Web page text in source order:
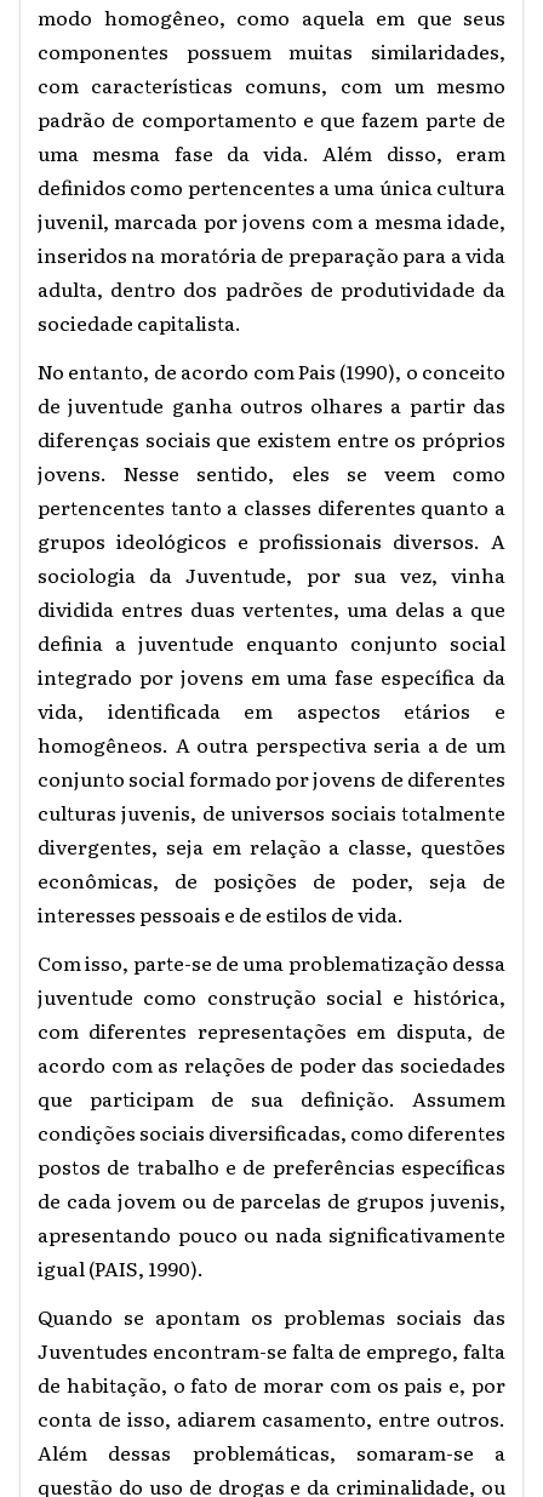
modo homogêneo, como aquela em que seus
componentes possuem muitas similaridades,
com características comuns, com um mesmo
padrão de comportamento e que fazem parte de
uma mesma fase da vida. Além disso, eram
definidos como pertencentes a uma única cultura
juvenil, marcada por jovens com a mesma idade,
inseridos na moratória de preparação para a vida
adulta, dentro dos padrões de produtividade da
sociedade capitalista.
No entanto, de acordo com Pais (1990), o conceito
de juventude ganha outros olhares a partir das
diferenças sociais que existem entre os próprios
jovens. Nesse sentido, eles se veem como
pertencentes tanto a classes diferentes quanto a
grupos ideológicos e profissionais diversos. A
sociologia da Juventude, por sua vez, vinha
dividida entres duas vertentes, uma delas a que
definia a juventude enquanto conjunto social
integrado por jovens em uma fase específica da
vida, identificada em aspectos etários e
homogêneos. A outra perspectiva seria a de um
conjunto social formado por jovens de diferentes
culturas juvenis, de universos sociais totalmente
divergentes, seja em relação a classe, questões
econômicas, de posições de poder, seja de
interesses pessoais e de estilos de vida.
Com isso, parte-se de uma problematização dessa
juventude como construção social e histórica,
com diferentes representações em disputa, de
acordo com as relações de poder das sociedades
que participam de sua definição. Assumem
condições sociais diversificadas, como diferentes
postos de trabalho e de preferências específicas
de cada jovem ou de parcelas de grupos juvenis,
apresentando pouco ou nada significativamente
igual (PAIS, 1990).
Quando se apontam os problemas sociais das
Juventudes encontram-se falta de emprego, falta
de habitação, o fato de morar com os pais e, por
conta de isso, adiarem casamento, entre outros.
Além dessas problemáticas, somaram-se a
questão do uso de drogas e da criminalidade, ou